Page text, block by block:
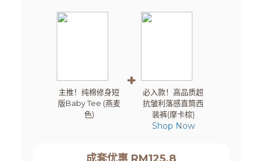
主推！纯棉修身短
版Baby Tee (燕麦
色)
+
必入款！高品质超
抗皱利落感直筒西
装裤(摩卡棕)
Shop Now